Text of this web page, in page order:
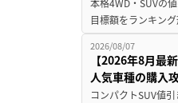
目標額をランキン
2026/08/07
【2026年8月最
人気車種の購入
コンパクトSUV値